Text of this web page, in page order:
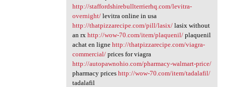
http://staffordshirebullterrierhq.com/levitra-
overnight/levitra online in usa
http://thatpizzarecipe.com/pill/lasix/lasix without
an rx http://wow-70.com/item/plaquenil/plaquenil
achat en ligne http://thatpizzarecipe.com/viagra-
commercial/prices for viagra
http://autopawnohio.com/pharmacy-walmart-price/
pharmacy prices http://wow-70.com/item/tadalafil/
tadalafil